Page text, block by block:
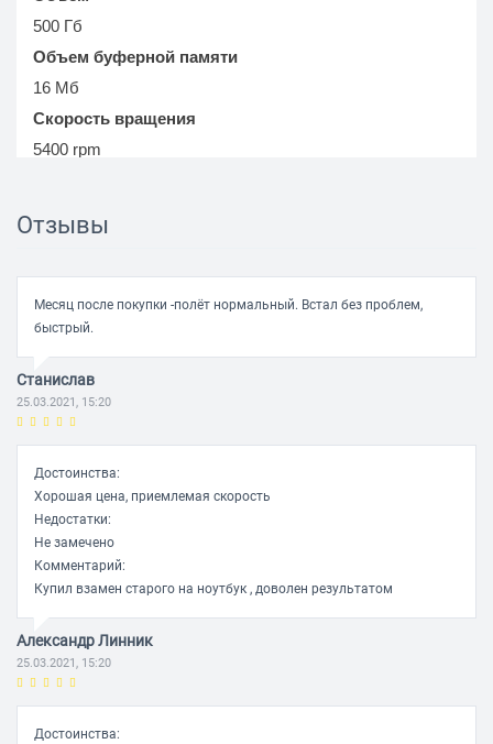
500 Гб
Объем буферной памяти
16 Мб
Скорость вращения
5400 rpm
SATA 6Gbit/s
Внешняя скорость передачи данных
Временные характеристики
Среднее время задержки (Latency)
5.5 мс
Механика/Надежность
Уровень шума простоя
Уровень шума работы
22 дБ
Дополнительно
Отзывы
Месяц после покупки -полëт нормальный. Встал без проблем,
быстрый.
Станислав
25.03.2021, 15:20
Достоинства:
Хорошая цена, приемлемая скорость
Недостатки:
Не замечено
Комментарий:
Купил взамен старого на ноутбук , доволен результатом
Александр Линник
25.03.2021, 15:20
Достоинства: